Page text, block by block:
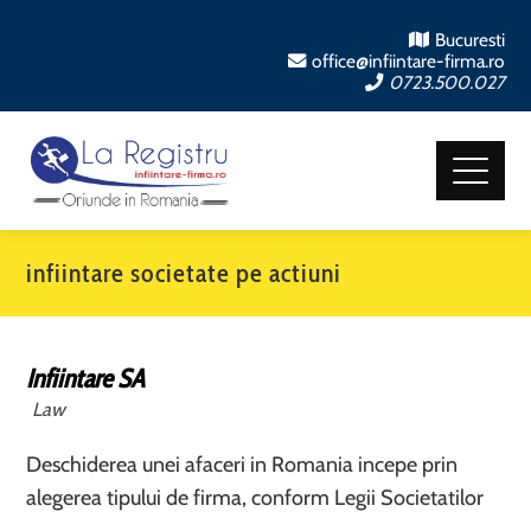
Bucuresti
office@infiintare-firma.ro
0723.500.027
infiintare societate pe actiuni
Infiintare SA
Law
Deschiderea unei afaceri in Romania incepe prin
alegerea tipului de firma, conform Legii Societatilor